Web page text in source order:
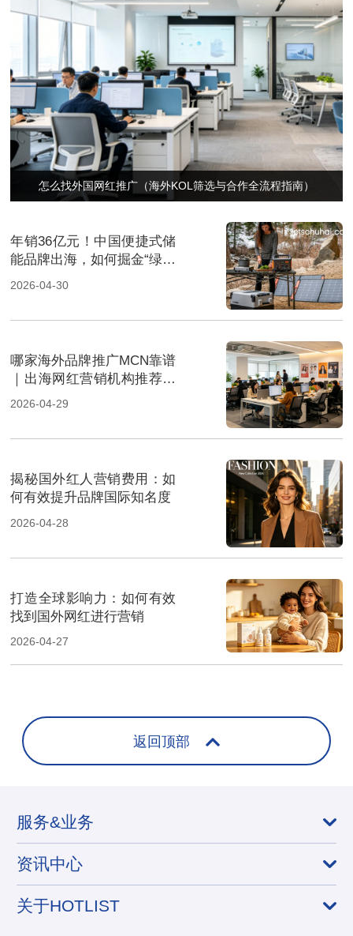
怎么找外国网红推广（海外KOL筛选与合作全流程指南）
年销36亿元！中国便捷式储
能品牌出海，如何掘金“绿色
经济”新风口
2026-04-30
哪家海外品牌推广MCN靠谱
｜出海网红营销机构推荐指
南
2026-04-29
揭秘国外红人营销费用：如
何有效提升品牌国际知名度
2026-04-28
打造全球影响力：如何有效
找到国外网红进行营销
2026-04-27
返回顶部
服务&业务
资讯中心
关于HOTLIST